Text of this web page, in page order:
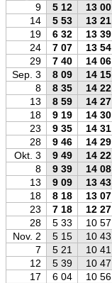
9
5 12 13 00
14
5 53 13 21
19
6 32 13 39
24
7 07 13 54
29
7 40 14 06
Sep. 3
8 09 14 15
8
8 35 14 22
13
8 59 14 27
18
9 19 14 30
23
9 35 14 31
28
9 46 14 29
Okt. 3
9 49 14 22
8
9 39 14 08
13
9 09 13 43
18
8 18 13 07
23
7 18 12 27
28
5 33 10 57
Nov. 2
5 15 10 43
7
5 21 10 41
12
5 39 10 47
17
6 04 10 56